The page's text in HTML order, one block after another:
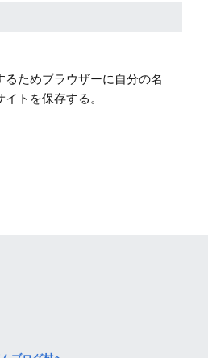
ためブラウザーに自分の名
トを保存する。